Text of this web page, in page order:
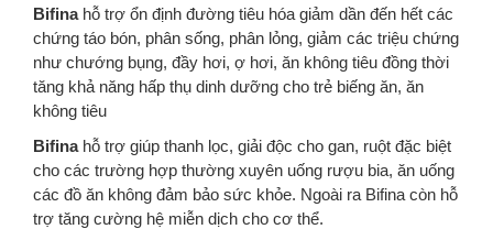
Bifinahỗ trợ ổn định đường tiêu hóa giảm dần đến hết các
chứng táo bón, phân sống, phân lỏng, giảm các triệu chứng
như chướng bụng, đầy hơi, ợ hơi, ăn không tiêu đồng thời
tăng khả năng hấp thụ dinh dưỡng cho trẻ biếng ăn, ăn
không tiêu
Bifinahỗ trợ giúp thanh lọc, giải độc cho gan, ruột đặc biệt
cho các trường hợp thường xuyên uống rượu bia, ăn uống
các đồ ăn không đảm bảo sức khỏe. Ngoài ra Bifina còn hỗ
trợ tăng cường hệ miễn dịch cho cơ thể.